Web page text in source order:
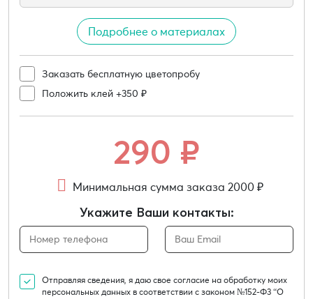
Подробнее о материалах
Заказать бесплатную цветопробу
Положить клей +350 ₽
290 ₽
Минимальная сумма заказа 2000 ₽
Укажите Ваши контакты:
Отправляя сведения, я даю свое согласие на обработку моих
персональных данных в соответствии с законом №152-Ф3 “О